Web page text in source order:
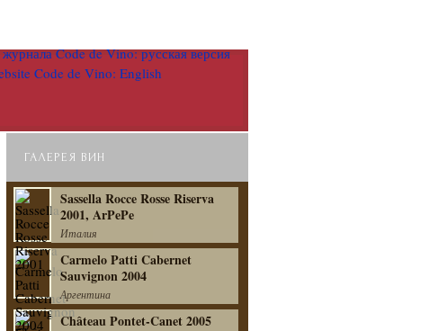
ГАЛЕРЕЯ ВИН
Sassella Rocce Rosse Riserva
2001, ArPePe
Италия
Carmelo Patti Cabernet
Sauvignon 2004
Аргентина
Château Pontet-Canet 2005